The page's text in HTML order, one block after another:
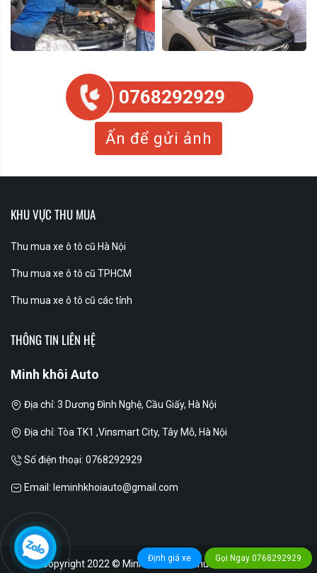
0768292929
Ấn để gửi ảnh
KHU VỰC THU MUA
Thu mua xe ô tô cũ Hà Nội
Thu mua xe ô tô cũ TPHCM
Thu mua xe ô tô cũ các tỉnh
THÔNG TIN LIÊN HỆ
Minh khôi Auto
Địa chỉ: 3 Dương Đình Nghệ, Cầu Giấy, Hà Nội
Địa chỉ: Tòa TK1 ,Vinsmart City, Tây Mỗ, Hà Nội
Số điện thoại: 0768292929
Email: leminhkhoiauto@gmail.com
Copyright 2022 © Minh Khôi Auto, thu mua xe ô tô cũ
Định giá xe Gọi Ngay 0768292929